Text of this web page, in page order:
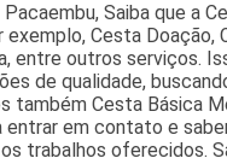
Saiba que a
Cesta Doação,
entre outros serviços.
de qualidade,
Cesta Básica
em contato e
trabalhos oferecidos.